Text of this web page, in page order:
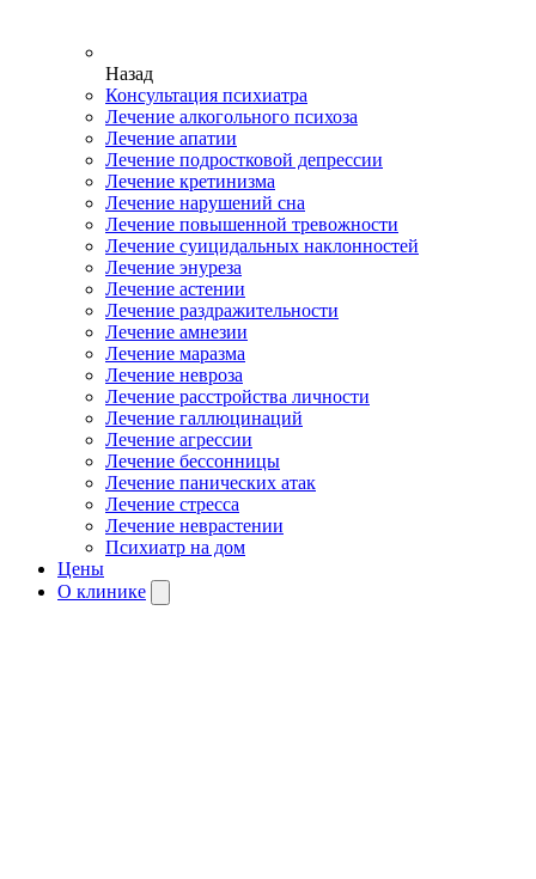
Назад
Консультация психиатра
Лечение алкогольного психоза
Лечение апатии
Лечение подростковой депрессии
Лечение кретинизма
Лечение нарушений сна
Лечение повышенной тревожности
Лечение суицидальных наклонностей
Лечение энуреза
Лечение астении
Лечение раздражительности
Лечение амнезии
Лечение маразма
Лечение невроза
Лечение расстройства личности
Лечение галлюцинаций
Лечение агрессии
Лечение бессонницы
Лечение панических атак
Лечение стресса
Лечение неврастении
Психиатр на дом
Цены
О клинике